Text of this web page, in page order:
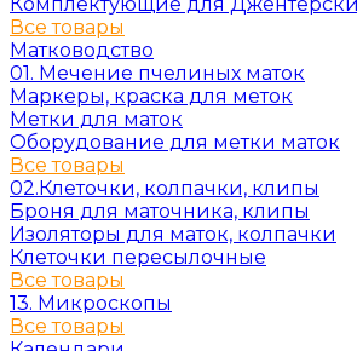
Все товары
Матководство
01. Мечение пчелиных маток
Маркеры, краска для меток
Метки для маток
Оборудование для метки маток
Все товары
02.Клеточки, колпачки, клипы
Броня для маточника, клипы
Изоляторы для маток, колпачки
Клеточки пересылочные
Все товары
13. Микроскопы
Все товары